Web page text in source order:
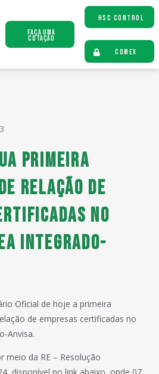
Faça uma
Cotação
HSC CONTROL
COMEX
primeira
relação de
no
Integrado-
Oficial de hoje a primeira
de empresas certificadas no
Anvisa.
meio da RE – Resolução